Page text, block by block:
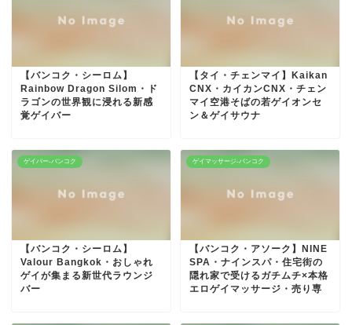
【バンコク・シーロム】
Rainbow Dragon Silom・ド
ラゴンの世界観に浸れる新感
覚ゲイバー
【タイ・チェンマイ】Kaikan
CNX・カイカンCNX・チェン
マイ空港そばの若ゲイオンセ
ン＆ゲイサウナ
ゲイバー-バンコク
【バンコク・シーロム】
Valour Bangkok・おしゃれ
ゲイが集まる新世代ラウンジ
バー
ゲイマッサージ-バンコク
【バンコク・アソーク】NINE
SPA・ナインスパ・住宅街の
隠れ家で受けるガチムチ×本格
エロゲイマッサージ・売り専